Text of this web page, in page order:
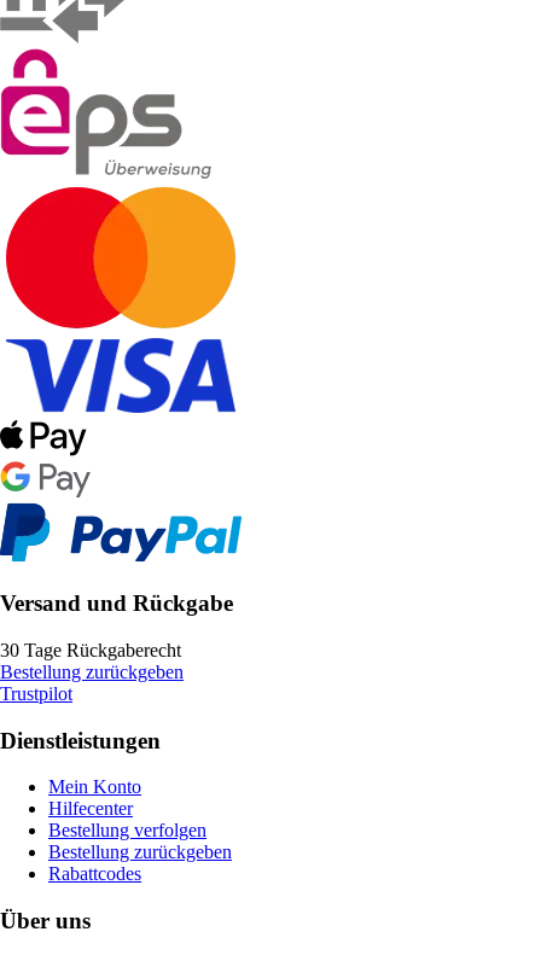
Versand und Rückgabe
30 Tage Rückgaberecht
Bestellung zurückgeben
Trustpilot
Dienstleistungen
Mein Konto
Hilfecenter
Bestellung verfolgen
Bestellung zurückgeben
Rabattcodes
Über uns